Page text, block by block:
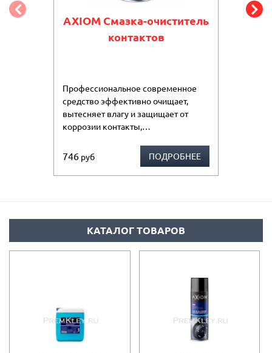
AXIOM Смазка-очиститель
контактов
Профессиональное современное
средство эффективно очищает,
вытесняет влагу и защищает от
коррозии контакты,…
746 руб ПОДРОБНЕЕ
 
КАТАЛОГ ТОВАРОВ